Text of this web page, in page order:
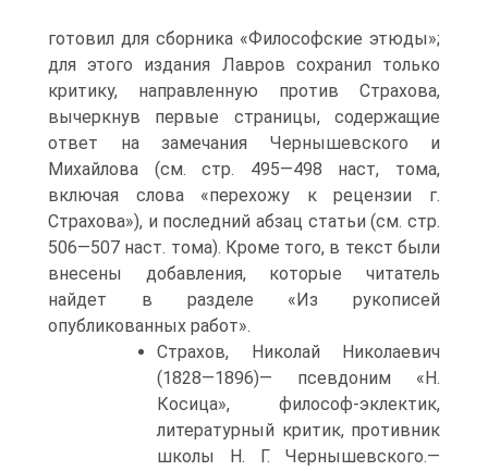
готовил для сборника «Философские этюды»;
для этого издания Лавров сохранил только
критику, направленную против Страхова,
вычеркнув первые страницы, содержащие
ответ на замечания Чернышевского и
Михайлова (см. стр. 495—498 наст, тома,
включая слова «перехожу к рецензии г.
Страхова»), и последний абзац статьи (см. стр.
506—507 наст. тома). Кроме того, в текст были
внесены добавления, которые читатель
найдет в разделе «Из рукописей
опубликованных работ».
Страхов, Николай Николаевич
(1828—1896)— псевдоним «Н.
Косица», философ-эклектик,
литературный критик, противник
школы Н. Г. Чернышевского.—